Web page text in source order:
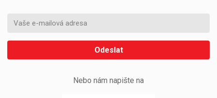
Odeslat
Nebo nám napište na